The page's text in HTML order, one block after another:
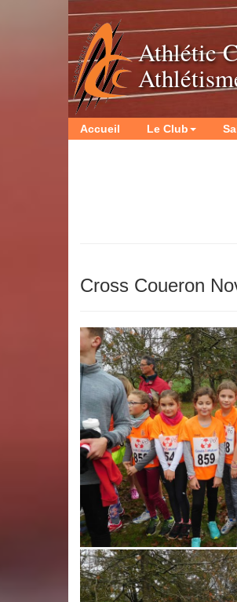
Athlétic
Accueil Le Club
Cross Coueron